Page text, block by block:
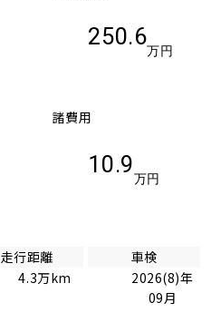
250.6
万円
諸費用
10.9
万円
走行距離
4.3万km
車検
2026(8)年
09月